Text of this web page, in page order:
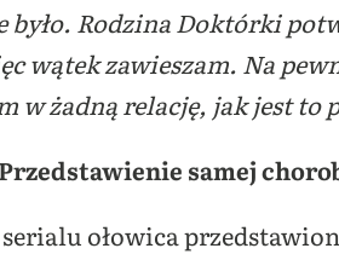
było. Rodzina Doktórki
wątek zawieszam. Na
w żadną relację, jak jest to
samej
ołowica